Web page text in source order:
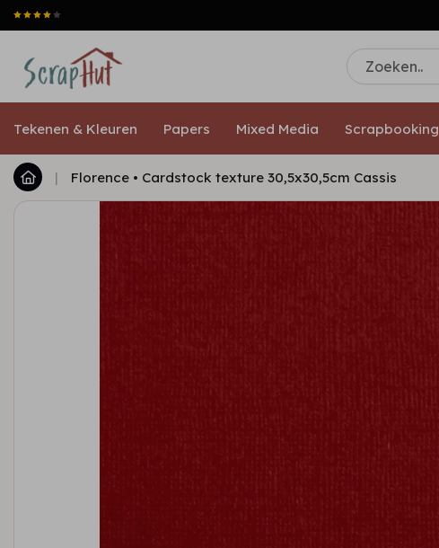
Tekenen & Kleuren Papers Mixed Media Scrapbooking
| Florence • Cardstock texture 30,5x30,5cm Cassis